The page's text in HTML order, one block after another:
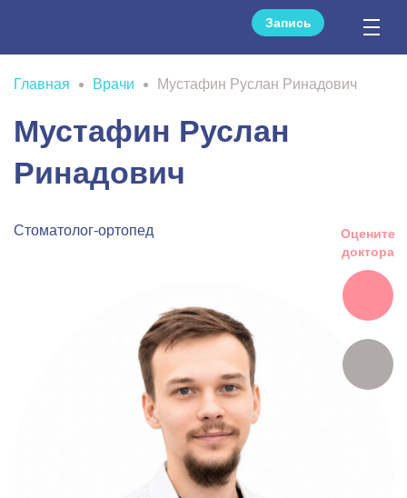
Запись
Главная Врачи Мустафин Руслан Ринадович
Мустафин Руслан
Ринадович
Стоматолог-ортопед
Оцените
доктора